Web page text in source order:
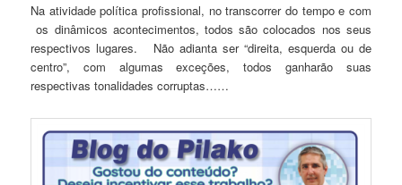
Na atividade política profissional, no transcorrer do tempo e com
os dinâmicos acontecimentos, todos são colocados nos seus
respectivos lugares. Não adianta ser “direita, esquerda ou de
centro”, com algumas exceções, todos ganharão suas
respectivas tonalidades corruptas……